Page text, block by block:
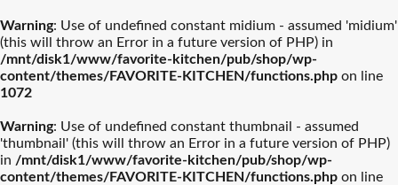
Warning: Use of undefined constant midium - assumed 'midium'
(this will throw an Error in a future version of PHP) in
/mnt/disk1/www/favorite-kitchen/pub/shop/wp-
content/themes/FAVORITE-KITCHEN/functions.php on line
1072
Warning: Use of undefined constant thumbnail - assumed
'thumbnail' (this will throw an Error in a future version of PHP)
in /mnt/disk1/www/favorite-kitchen/pub/shop/wp-
content/themes/FAVORITE-KITCHEN/functions.php on line
山崎実業 木村硝子店
ワサラ Arc International
Anchor Hocking EBM
誕生日祝おすすめギフト
入園・入学祝おすすめギフ
お中元おすすめギフト お歳暮おすすめギフト
母の日おすすめギフト 父の日おすすめギフト
グラスバリエ ワイン・バー用品
グラスバリエ人気
ランキング
ワイン・バー用品
人気ランキング
容器類人気ランキ
ング
包丁・ハサミ人気
ランキング
all 製菓・ベーカリー用品
デコレーション型